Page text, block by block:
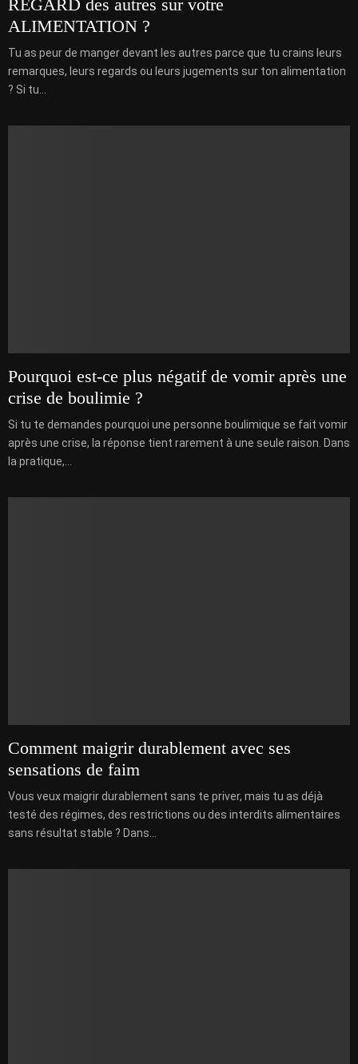
REGARD des autres sur votre
ALIMENTATION ?
Tu as peur de manger devant les autres parce que tu crains leurs
remarques, leurs regards ou leurs jugements sur ton alimentation
? Si tu...
Pourquoi est-ce plus négatif de vomir après une
crise de boulimie ?
Si tu te demandes pourquoi une personne boulimique se fait vomir
après une crise, la réponse tient rarement à une seule raison. Dans
la pratique,...
Comment maigrir durablement avec ses
sensations de faim
Vous veux maigrir durablement sans te priver, mais tu as déjà
testé des régimes, des restrictions ou des interdits alimentaires
sans résultat stable ? Dans...